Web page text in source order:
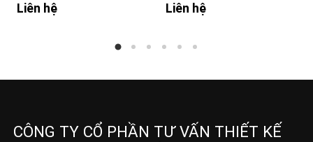
Liên hệ Liên hệ
CÔNG TY CỔ PHẦN TƯ VẤN THIẾT KẾ